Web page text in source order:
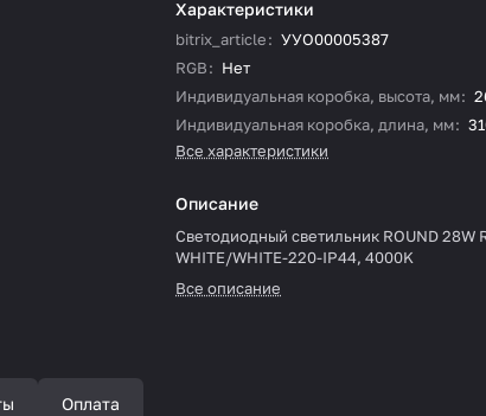
Характеристики
bitrix_article: УУО00005387
RGB: Нет
Индивидуальная коробка, высота, мм:
Индивидуальная коробка, длина, мм:
Все характеристики
Описание
Cветодиодный светильник ROUND 28W
WHITE/WHITE-220-IP44, 4000K
Все описание
Оплата